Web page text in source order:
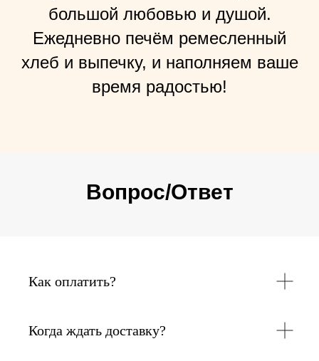
большой любовью и душой.
Ежедневно печём ремесленный
хлеб и выпечку, и наполняем ваше
время радостью!
Вопрос/Ответ
Как оплатить?
Когда ждать доставку?